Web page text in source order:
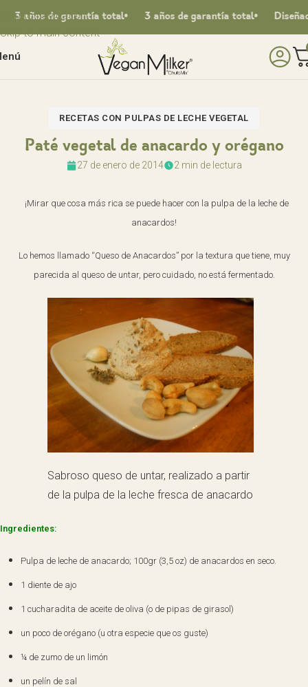
Skip to navigation
Skip to main content
años de garantía total 3 años de garantía total Diseñado
RECETAS CON PULPAS DE LECHE VEGETAL
Paté vegetal de anacardo y orégano
27 de enero de 2014 2 min de lectura
¡Mirar que cosa más rica se puede hacer con la pulpa de la leche de
anacardos!
Lo hemos llamado “Queso de Anacardos” por la textura que tiene, muy
parecida al queso de untar, pero cuidado, no está fermentado.
Sabroso queso de untar, realizado a partir
de la pulpa de la leche fresca de anacardo
Ingredientes:
Pulpa de leche de anacardo; 100gr (3,5 oz) de anacardos en seco.
1 diente de ajo
1 cucharadita de aceite de oliva (o de pipas de girasol)
un poco de orégano (u otra especie que os guste)
¼ de zumo de un limón
un pelín de sal